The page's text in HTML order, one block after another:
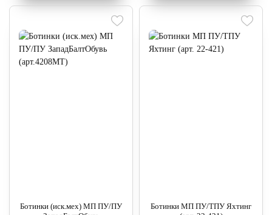
Ботинки (иск.мех) МП ПУ/ПУ
Ботинки МП ПУ/ТПУ Яхтинг